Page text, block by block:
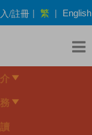
/註冊 | 繁 | English